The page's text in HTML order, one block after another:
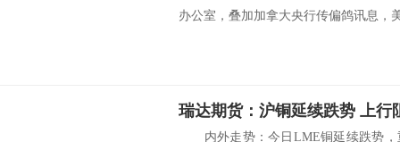
办公室，叠加加拿大央行传偏鸽讯息，
瑞达期货：沪铜延续跌势 上行
内外走势：今日LME铜延续跌势，